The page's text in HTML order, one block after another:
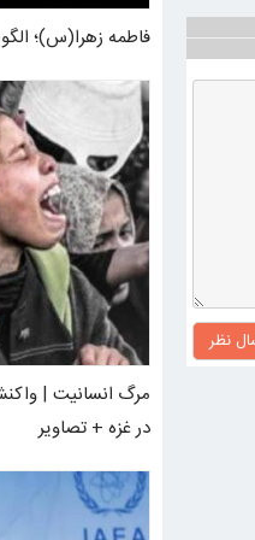
نظر
فاطمه زهرا(س)؛
مرگ انسانیت |
در غزه + تصاویر